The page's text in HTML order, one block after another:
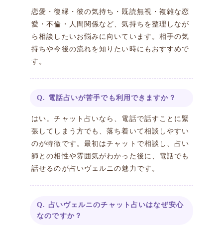
恋愛・復縁・彼の気持ち・既読無視・複雑な恋
愛・不倫・人間関係など、気持ちを整理しなが
ら相談したいお悩みに向いています。相手の気
持ちや今後の流れを知りたい時にもおすすめで
す。
Q. 電話占いが苦手でも利用できますか？
はい。チャット占いなら、電話で話すことに緊
張してしまう方でも、落ち着いて相談しやすい
のが特徴です。最初はチャットで相談し、占い
師との相性や雰囲気がわかった後に、電話でも
話せるのが占いヴェルニの魅力です。
Q. 占いヴェルニのチャット占いはなぜ安心
なのですか？